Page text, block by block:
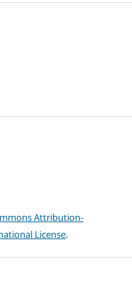
Attribution-
License.